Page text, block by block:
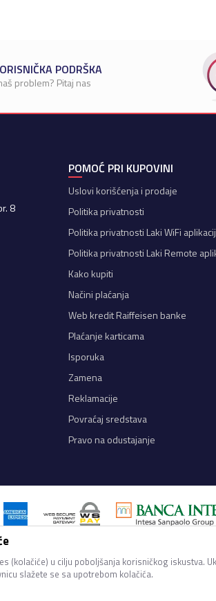
PODRŠKA
problem? Pitaj nas
8
POMOĆ PRI KUPOVINI
Uslovi korišćenja i prodaje
Politika privatnosti
Politika privatnosti Laki WiFi
Politika privatnosti Laki Remote
Kako kupiti
Načini plaćanja
Web kredit Raiffeisen banke
Plaćanje karticama
Isporuka
Zamena
Reklamacije
Povraćaj sredstava
Pravo na odustajanje
slika i samih cena, ali ne možemo garantovati
pozivom Call Centra na 011 4100 400.
(kolačiće) u cilju poboljšanja korisničkog iskustva.
slažete se sa upotrebom kolačića.